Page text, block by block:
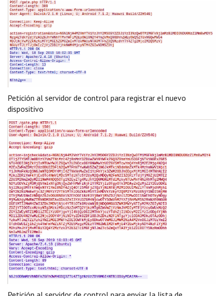
Petición al servidor de control para registrar el nuevo
dispositivo